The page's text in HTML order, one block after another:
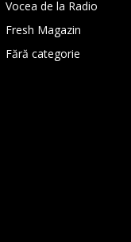
Vocea de la Radio
Fresh Magazin
Fără categorie